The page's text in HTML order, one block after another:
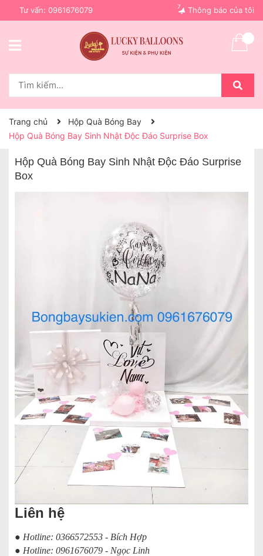
Tư vấn: 0961676079 Thông báo của tôi
7
Trang chủ
Hộp Quà Bóng Bay
Hộp Quà Bóng Bay Sinh Nhật Độc Đáo Surprise Box
Hộp Quà Bóng Bay Sinh Nhật Độc Đáo Surprise
Box
Liên hệ
● Hotline: 0366572553 - Bích Hợp
● Hotline: 0961676079 - Ngọc Linh